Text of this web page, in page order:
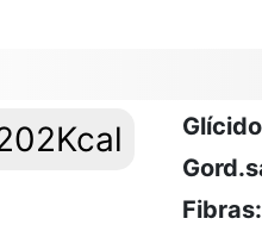
Fibras: